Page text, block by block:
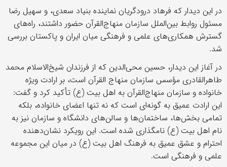
در این دیدار که فرهاد درودگریان نماینده بنیاد سعدی، و سهیل رضا
مسئول روابط بین‌الملل سازمان منهاج‌القرآن حضور داشتند، راه‌های
گسترش همکاری‌های علمی و فرهنگی میان ایران و پاکستان بررسی
شد.
در آغاز این دیدار، حسین محی‌الدین که از فرزندان شیخ‌الاسلام محمد
طاهرالقادری مؤسس سازمان منهاج القرآن است، بر ارادت ویژه
خانواده و سازمان منهاج‌القرآن به اهل بیت (ع) تأکید کرد و گفت:
این ارادت عمیق به گونه‌ای است که نه تنها اعضای خانواده، بلکه
تمامی بخش‌ها، ساختمان‌ها و سالن‌های دانشگاه و سازمان نیز به
نام اهل بیت (ع) نامگذاری شده است. این رویکرد نشان‌دهنده
احترام و عشق عمیق به فرهنگ اهل بیت (ع) در میان این مجموعه
علمی و فرهنگی است.